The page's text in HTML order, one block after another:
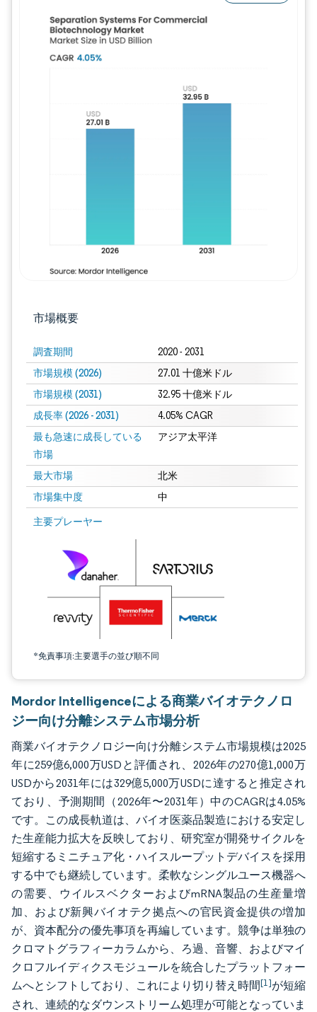
市場概要
調査期間 2020 - 2031
市場規模 (2026) 27.01 十億米ドル
市場規模 (2031) 32.95 十億米ドル
成長率 (2026 - 2031) 4.05% CAGR
最も急速に成長している
市場
アジア太平洋
最大市場 北米
市場集中度 中
主要プレーヤー
*免責事項:主要選手の並び順不同
画像 © Mordor Intelligence。再利用にはCC BY 4.0の表示が必要です。
Mordor Intelligenceによる商業バイオテクノロ
ジー向け分離システム市場分析
商業バイオテクノロジー向け分離システム市場規模は2025
年に259億6,000万USDと評価され、2026年の270億1,000万
USDから2031年には329億5,000万USDに達すると推定され
ており、予測期間（2026年〜2031年）中のCAGRは4.05%
です。この成長軌道は、バイオ医薬品製造における安定し
た生産能力拡大を反映しており、研究室が開発サイクルを
短縮するミニチュア化・ハイスループットデバイスを採用
する中でも継続しています。柔軟なシングルユース機器へ
の需要、ウイルスベクターおよびmRNA製品の生産量増
加、および新興バイオテク拠点への官民資金提供の増加
が、資本配分の優先事項を再編しています。競争は単独の
クロマトグラフィーカラムから、ろ過、音響、およびマイ
クロフルイディクスモジュールを統合したプラットフォー
ムへとシフトしており、これにより切り替え時間[1]が短縮
され、連続的なダウンストリーム処理が可能となっていま